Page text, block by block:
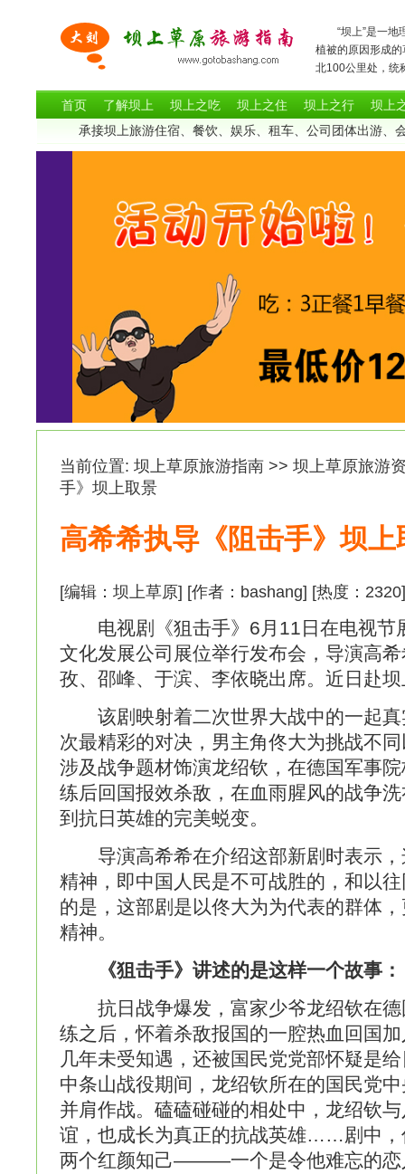
“坝上”是一地
植被的原因形成
北100公里处，
首页 了解坝上 坝上之吃 坝上之住 坝上之行
坝上
承接坝上旅游住宿、餐饮、娱乐、租车、公司团体出游、
当前位置: 坝上草原旅游指南 >> 坝上草原旅游
手》坝上取景
高希希执导《阻击手》坝上
[编辑： 坝上草原] [作者：bashang] [热度： 2320]
电视剧《狙击手》6月11日在电视节
文化发展公司展位举行发布会，导演高
孜、邵峰、于滨、李依晓出席。近日赴
该剧映射着二次世界大战中的一起真
次最精彩的对决，男主角佟大为挑战不
涉及战争题材饰演龙绍钦，在德国军事
练后回国报效杀敌，在血雨腥风的战争
到抗日英雄的完美蜕变。
导演高希希在介绍这部新剧时表示，
精神，即中国人民是不可战胜的，和以
的是，这部剧是以佟大为为代表的群体
精神。
《狙击手》讲述的是这样一个故事：
抗日战争爆发，富家少爷龙绍钦在德
练之后，怀着杀敌报国的一腔热血回国
几年未受知遇，还被国民党党部怀疑是
中条山战役期间，龙绍钦所在的国民党
并肩作战。磕磕碰碰的相处中，龙绍钦
谊，也成长为真正的抗战英雄……剧中，
两个红颜知己———一个是令他难忘的恋